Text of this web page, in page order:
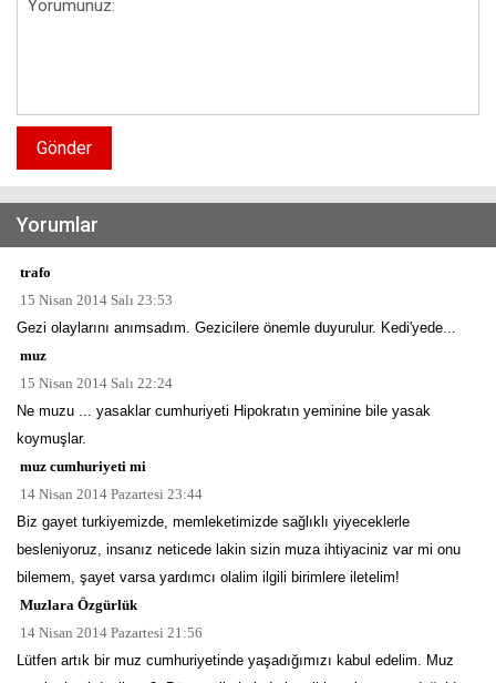
Gönder
Yorumlar
trafo
15 Nisan 2014 Salı 23:53
Gezi olaylarını anımsadım. Gezicilere önemle duyurulur. Kedi'yede...
muz
15 Nisan 2014 Salı 22:24
Ne muzu ... yasaklar cumhuriyeti Hipokratın yeminine bile yasak
koymuşlar.
muz cumhuriyeti mi
14 Nisan 2014 Pazartesi 23:44
Biz gayet turkiyemizde, memleketimizde sağlıklı yiyeceklerle
besleniyoruz, insanız neticede lakin sizin muza ihtiyaciniz var mi onu
bilemem, şayet varsa yardımcı olalim ilgili birimlere iletelim!
Muzlara Özgürlük
14 Nisan 2014 Pazartesi 21:56
Lütfen artık bir muz cumhuriyetinde yaşadığımızı kabul edelim. Muz